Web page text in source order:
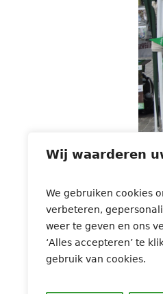
Wij waarderen
We gebruiken cookies
verbeteren,
weer te geven en ons
‘Alles accepteren’ te
gebruik van cookies.